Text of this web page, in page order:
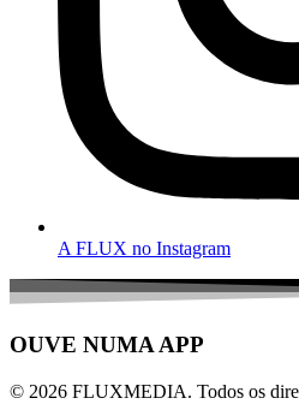
A FLUX no Instagram
OUVE NUMA APP
© 2026 FLUXMEDIA. Todos os